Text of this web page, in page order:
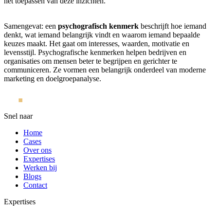
Samengevat: een psychografisch kenmerk beschrijft hoe iemand
denkt, wat iemand belangrijk vindt en waarom iemand bepaalde
keuzes maakt. Het gaat om interesses, waarden, motivatie en
levensstijl. Psychografische kenmerken helpen bedrijven en
organisaties om mensen beter te begrijpen en gerichter te
communiceren. Ze vormen een belangrijk onderdeel van moderne
marketing en doelgroepanalyse.
Snel naar
Home
Cases
Over ons
Expertises
Werken bij
Blogs
Contact
Expertises